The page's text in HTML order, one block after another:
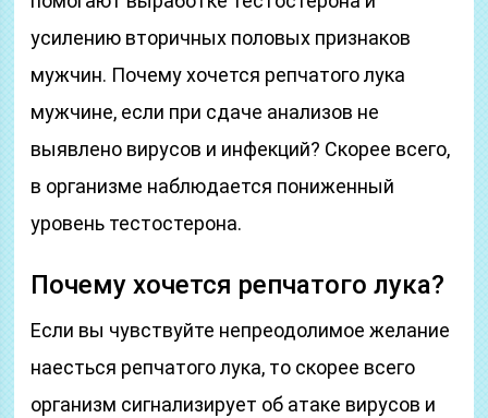
усилению вторичных половых признаков
мужчин. Почему хочется репчатого лука
мужчине, если при сдаче анализов не
выявлено вирусов и инфекций? Скорее всего,
в организме наблюдается пониженный
уровень тестостерона.
Почему хочется репчатого лука?
Если вы чувствуйте непреодолимое желание
наесться репчатого лука, то скорее всего
организм сигнализирует об атаке вирусов и